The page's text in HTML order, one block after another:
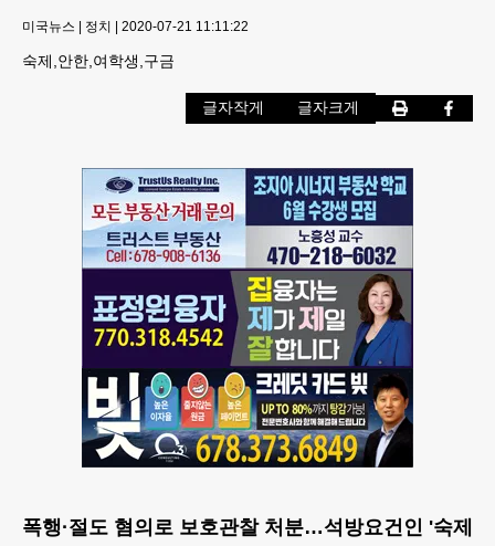
미국뉴스 | 정치 | 2020-07-21 11:11:22
숙제,안한,여학생,구금
글자작게 글자크게
폭행·절도 혐의로 보호관찰 처분…석방요건인 '숙제